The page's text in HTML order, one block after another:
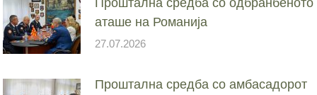
аташе на Романија
27.07.2026
Проштална средба со амбасадорот